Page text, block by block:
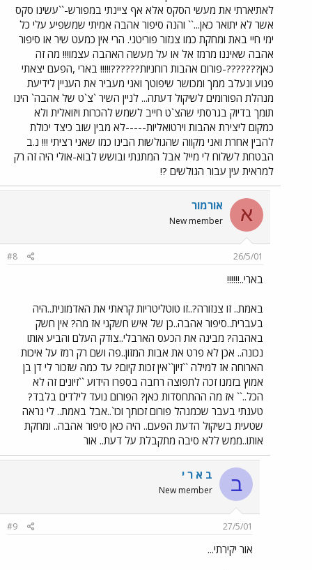
לאתיארתי את מעשי הסקס אלא אף ציינתי במפורש-``עשינו סקס
אשר לא יתואר כאן...`` והנה סיפור אהבה אמיתי שמשפיע עלי כל
ימי חיי באת ומחקת כמו צנזור פוריטני. הרי אין כמעט שיר או סיפור
אהבה שאיננו מרמז אל או על מעשה האהבה עצמו!!! מה זה
כאן???????-פורום אהבות רוחניות??????!!!!! בארי ,הפעם יצאתי
פגוע ונעלב ממך ומכושר שיפוטך ואני מעביר את העניין לידיעת
מנהלת הפורומים לשיקול דעתה... לניין השיר `צ`ט של אהבה` הינו
תומך בדיוק בגרסתי שהצ`ט חייב לשמש להכרות ויזואלית ולא
כמקום ליצירת אהבות וירטואליות-----לא מבין שוב כיצד יכולת
להבין אחרת ואני מקווה שהגולשות הבינו כמו שאני רציתי !!! נ.ב
הבטחת לשלוח לי מייל אבל המתנתי ובושש לבוא-אולי היה זה רק
למראית עין עבור הגולשים ?!
א אורמור
New member
26/5/01
#8
בארי..!!!!!!
באמת.. זו צנזורה?..זו טוטליטריות קראתי את האדמונית..היה
בעברית..סיפור אהבה..כן של איש חשקני אז מה? אין חשק
באהבה? מבינה את הכעס הארבלי..צודק העלם והביע אותו
נכונה.. אכן לא פרט את אבות המזון..פה ושם רק רמז על איכות
הארוחה אז למילה ``זיון``אין זכות קיום? עד כמה שזכור לי דן בן
אמוץ בזמנו זכה לתפוצה רחבה בספרו הידוע ``זיונים זה לא
הכל..`` אז מה ההתחסדות כאן? הפורום נועד לילדים בלבד?
טענתי בעבר שכמנהל פורום זכותך וכו`..אבל באמת.. לי נראה
שטעית בשיקול הדעת הפעם.. היה כאן סיפור אהבה.. ומחקת
אותו..ממש ללא סיבה מתקבלת על דעת.. אור
ב ב א ר י
New member
27/5/01
#9
אור יקירתי...